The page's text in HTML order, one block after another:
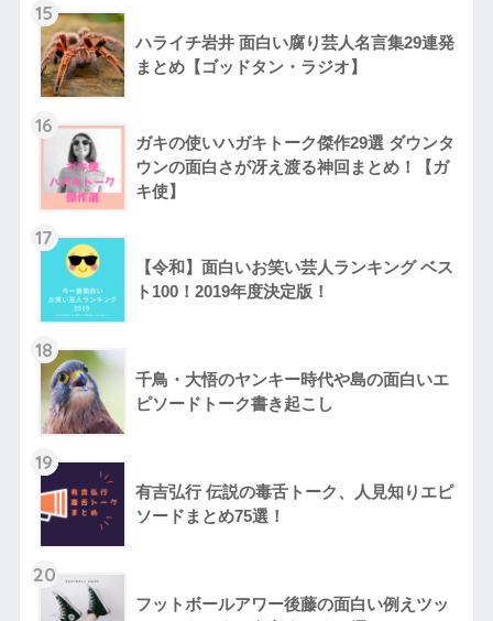
15
ハライチ岩井 面白い腐り芸人名言集29連発
まとめ【ゴッドタン・ラジオ】
16
ガキの使いハガキトーク傑作29選 ダウンタ
ウンの面白さが冴え渡る神回まとめ！【ガ
キ使】
17
【令和】面白いお笑い芸人ランキング ベス
ト100！2019年度決定版！
18
千鳥・大悟のヤンキー時代や島の面白いエ
ピソードトーク書き起こし
19
有吉弘行 伝説の毒舌トーク、人見知りエピ
ソードまとめ75選！
20
フットボールアワー後藤の面白い例えツッ